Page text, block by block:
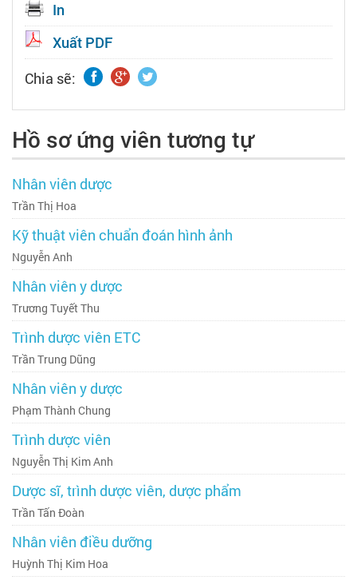
In
Xuất PDF
Chia sẽ:
Hồ sơ ứng viên tương tự
Nhân viên dược
Trần Thị Hoa
Kỹ thuật viên chuẩn đoán hình ảnh
Nguyễn Anh
Nhân viên y dược
Trương Tuyết Thu
Trình dược viên ETC
Trần Trung Dũng
Nhân viên y dược
Phạm Thành Chung
Trình dược viên
Nguyễn Thị Kim Anh
Dược sĩ, trình dược viên, dược phẩm
Trần Tấn Đoàn
Nhân viên điều dưỡng
Huỳnh Thị Kim Hoa